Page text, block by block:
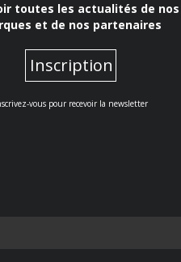
toutes les actualités de nos
et de nos partenaires
Inscription
vous pour recevoir la newsletter